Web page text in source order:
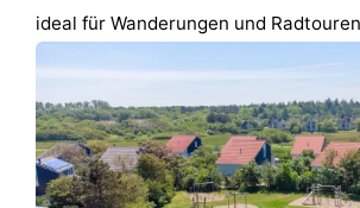
Park
Buytenveldt
Krim
EuroParcs
Texel
Kustpark
ideal für Wanderungen und